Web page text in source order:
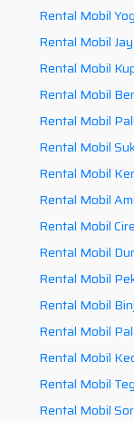
Rental Mobil
Rental Mobil
Rental Mobil
Rental Mobil
Rental Mobil
Rental Mobil
Rental Mobil
Rental Mobil
Rental Mobil
Rental Mobil
Rental Mobil
Rental Mobil
Rental Mobil
Rental Mobil
Rental Mobil
Rental Mobil